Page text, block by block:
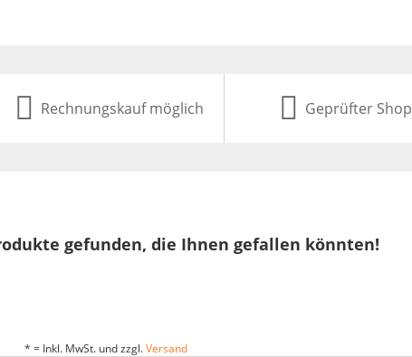
Rechnungskauf möglich Geprüfter Shop
gefunden, die Ihnen gefallen könnten!
* = Inkl. MwSt. und zzgl.Versand